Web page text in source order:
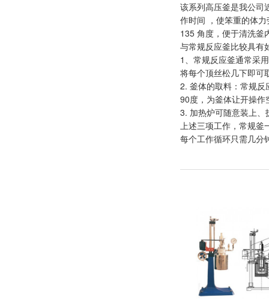
该系列高压釜是我公司
作时间 ，使笨重的体
135 角度，便于清洗釜
与常规反应釜比较具有
1、常规反应釜通常采
将每个顶丝松几下即可
2. 釜体的取料：常规
90度，为釜体让开操
3. 加热炉可随意装上
上述三项工作，常规釜
每个工作循环只需几分